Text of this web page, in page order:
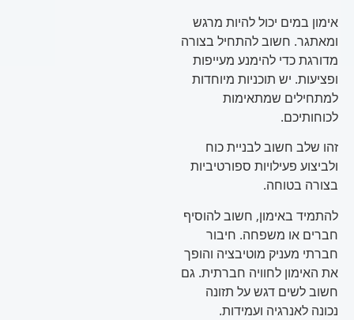
אימון במים יכול להיות מרגש
ומאתגר. חשוב להתחיל בצורה
מדורגת כדי להימנע מעייפות
ופציעות. יש תוכניות מיוחדות
למתחילים שמתאימות
לכוחותיכם.
זהו שלב חשוב לבניית כוח
ולביצוע פעילויות ספורטיביות
בצורה בטוחה.
להתמיד באימון, חשוב להוסיף
חברים או משפחה. חיבור
חברתי מעניק מוטיבציה והופך
את האימון לחוויה חברתית. גם
חשוב לשים דגש על תזונה
נכונה לאנרגיה ועמידות.